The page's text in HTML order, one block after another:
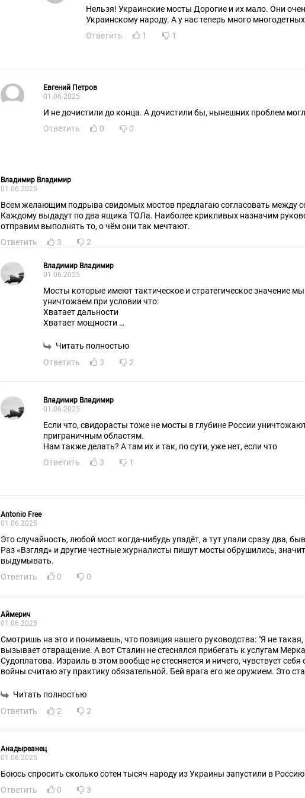
Нельзя! Украинские мосты Дорогие и их мало. Они
Украинскому народу. А у нас теперь много
Ответить
1 1
Евгений Петров
01.06.2025
И не дочистили до конца. А дочистили бы, нынешних проблем
Ответить
0 0
Владимир Владимир
01.06.2025
Всем желающим подрыва свидомых мостов предлагаю согласовать между
Каждому выдадут по два ящика ТОЛа. Наиболее крикливых назначим
отправим выполнять то, о чём они так мечтают.
Ответить
3 2
Владимир Владимир
01.06.2025
Мосты которые имеют тактическое и стратегическое значение
уничтожаем при условии что:
Хватает дальности
Хватает мощности
Читать полностью
Ответить
3 2
Владимир Владимир
01.06.2025
Если что, свидорасты тоже не мосты в глубине России
приграничным областям.
Нам также делать? А там их и так, по сути, уже нет, если что
Ответить
3 1
Antonio Free
01.06.2025
Это случайность, любой мост когда-нибудь упадёт, а тут упали сразу два,
Раз «Взгляд» и другие честные журналисты пишут мосты обрушились, значит
выдумывать.
Ответить
0 0
Аймерич
01.06.2025
Смотришь на это и понимаешь, что позиция нашего руководства: "Я не
вызывает отвращение. А вот Сталин не стеснялся прибегать к услугам
Судоплатова. Израиль в этом вообще не стесняется и ничего, чувствует себя
войны считаю эту практику обязательной. Бей врага его же оружием. Это
Читать полностью
Ответить
2 2
Анадыреанец
01.06.2025
Боюсь спросить сколько сотен тысяч народу из Украины запустили в
Ответить
0 3